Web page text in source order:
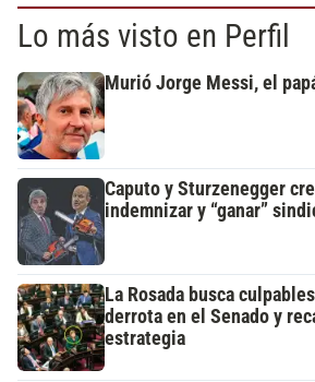
Lo más visto en Perfil
Murió Jorge Messi, el
Caputo y Sturzenegger
indemnizar y “ganar”
La Rosada busca
derrota en el Senado y
estrategia